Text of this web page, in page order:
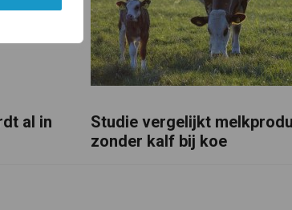
al in
Studie vergelijkt
zonder kalf bij koe